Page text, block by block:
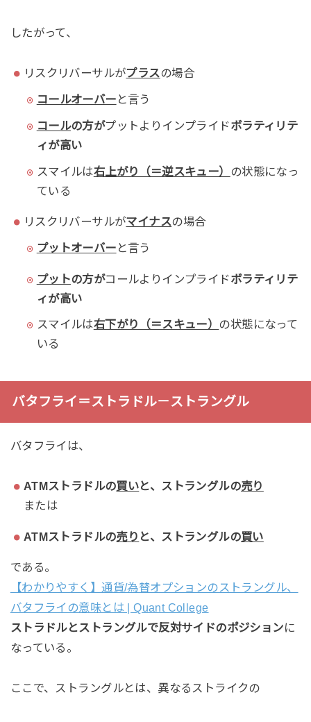
したがって、
リスクリバーサルがプラスの場合
コールオーバー と言う
コールの方がプットよりインプライドボラティリテ
ィが高い
スマイルは右上がり（＝逆スキュー） の状態になっ
ている
リスクリバーサルがマイナスの場合
プットオーバー と言う
プットの方がコールよりインプライドボラティリテ
ィが高い
スマイルは右下がり（＝スキュー） の状態になって
いる
バタフライ＝ストラドル－ストラングル
バタフライは、
ATMストラドルの買いと、ストラングルの売り
または
ATMストラドルの売り と、ストラングルの買い
である。
【わかりやすく】通貨/為替オプションのストラングル、
バタフライの意味とは | Quant College
ストラドルとストラングルで反対サイドのポジションに
なっている。
ここで、ストラングルとは、異なるストライクの